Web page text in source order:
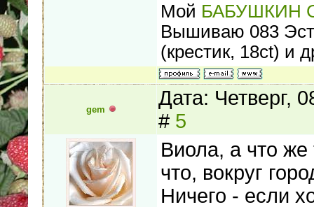
Мой БАБУШКИН
Вышиваю 083
(крестик, 18ct) и
gem
Дата: Четверг,
# 5
Виола, а что же
что, вокруг
Ничего - если